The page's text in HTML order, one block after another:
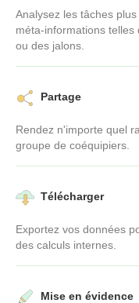
Analysez les tâches
méta-informations
ou des jalons.
Partage
Rendez n'importe quel
groupe de coéquipiers.
Télécharger
Exportez vos données
des calculs internes.
Mise en évidence